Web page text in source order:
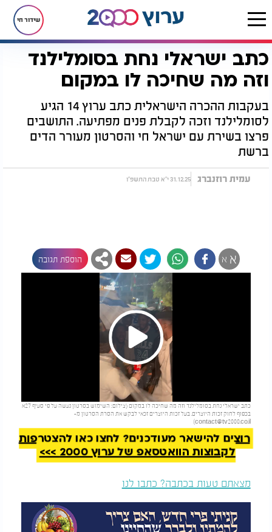
שידור חי
דף הבית רץ בוואטסאפ כתב ישראלי נחת בסומלילנד וזה מה שחיכה לו במקום
כתב ישראלי נחת בסומלילנד
וזה מה שחיכה לו במקום
בעקבות ההכרה הישראלית כתב ערוץ 14 הגיע
לסומלילנד וזכה לקבלת פנים מפתיעה. התושבים
פרצו בשירת עם ישראל חי והסרטון מעורר הדים
ברשת
עמית רוזנברג 31.12.25 י"א טבת התשפ"ו
א א הוספת תגובה
Play
Video
כתב ישראלי נחת בסומלילנד וזה מה שחיכה לו במקום (צילום: השימוש בסרטון נעשה על פי סעיף 27א
בכפוף לחוק זכות היוצרים. בעל זכות היוצרים זכאי לבקש את הסרת הסרטון מ-
contact@tv2000.co.il
)
להמשך קריאה
רוצים להישאר מעודכנים? לחצו כאן להצטרפות
לקבוצות הוואטסאפ של ערוץ 2000 >>>
מצאתם טעות בכתבה? כתבו לנו